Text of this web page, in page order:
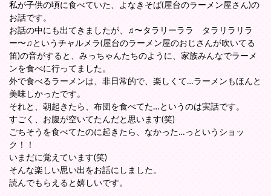
私が子供の頃に食べていた、よなきそば(屋台のラーメン屋さん)の
お話です。
お話の中にも出てきましたが、♫〜タラリーララ タラリラリラ
ー〜♫というチャルメラ(屋台のラーメン屋のおじさんが吹いてる
笛)の音がすると、みっちゃんたちのように、家族みんなでラーメ
ンを食べに行ってました。
外で食べるラーメンは、非日常的で、楽しくて…ラーメンもほんと
美味しかったです。
それと、朝起きたら、布団を食べてた…というのは実話です。
すごく、お腹が空いてたんだと思います(笑)
ごちそうを食べてたのに起きたら、なかった…っというショッ
ク！！
いまだに覚えています(笑)
そんな楽しい思い出をお話にしました。
読んでもらえると嬉しいです。